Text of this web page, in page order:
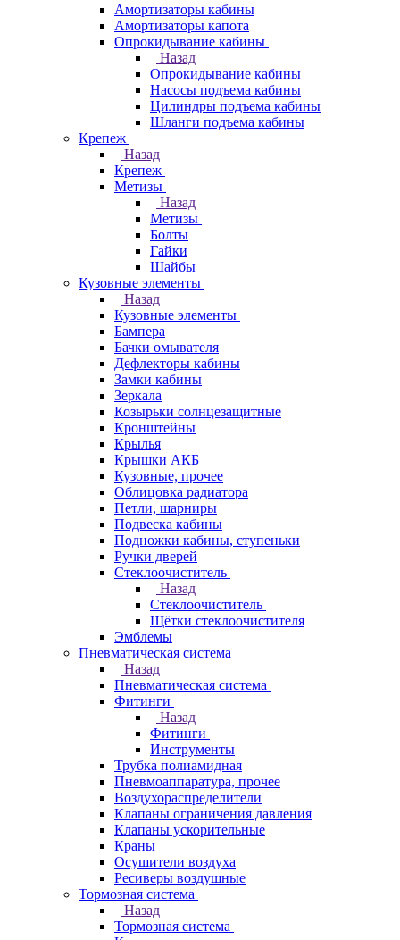
Амортизаторы кабины
Амортизаторы капота
Опрокидывание кабины
Назад
Опрокидывание кабины
Насосы подъема кабины
Цилиндры подъема кабины
Шланги подъема кабины
Крепеж
Назад
Крепеж
Метизы
Назад
Метизы
Болты
Гайки
Шайбы
Кузовные элементы
Назад
Кузовные элементы
Бампера
Бачки омывателя
Дефлекторы кабины
Замки кабины
Зеркала
Козырьки солнцезащитные
Кронштейны
Крылья
Крышки АКБ
Кузовные, прочее
Облицовка радиатора
Петли, шарниры
Подвеска кабины
Подножки кабины, ступеньки
Ручки дверей
Стеклоочиститель
Назад
Стеклоочиститель
Щётки стеклоочистителя
Эмблемы
Пневматическая система
Назад
Пневматическая система
Фитинги
Назад
Фитинги
Инструменты
Трубка полиамидная
Пневмоаппаратура, прочее
Воздухораспределители
Клапаны ограничения давления
Клапаны ускорительные
Краны
Осушители воздуха
Ресиверы воздушные
Тормозная система
Назад
Тормозная система